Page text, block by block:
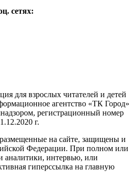
сетях:
для взрослых читателей и детей
агентство «ТК Город»
регистрационный номер
г.
на сайте, защищены и
Федерации. При полном или
аналитики, интервью, или
гиперссылка на главную